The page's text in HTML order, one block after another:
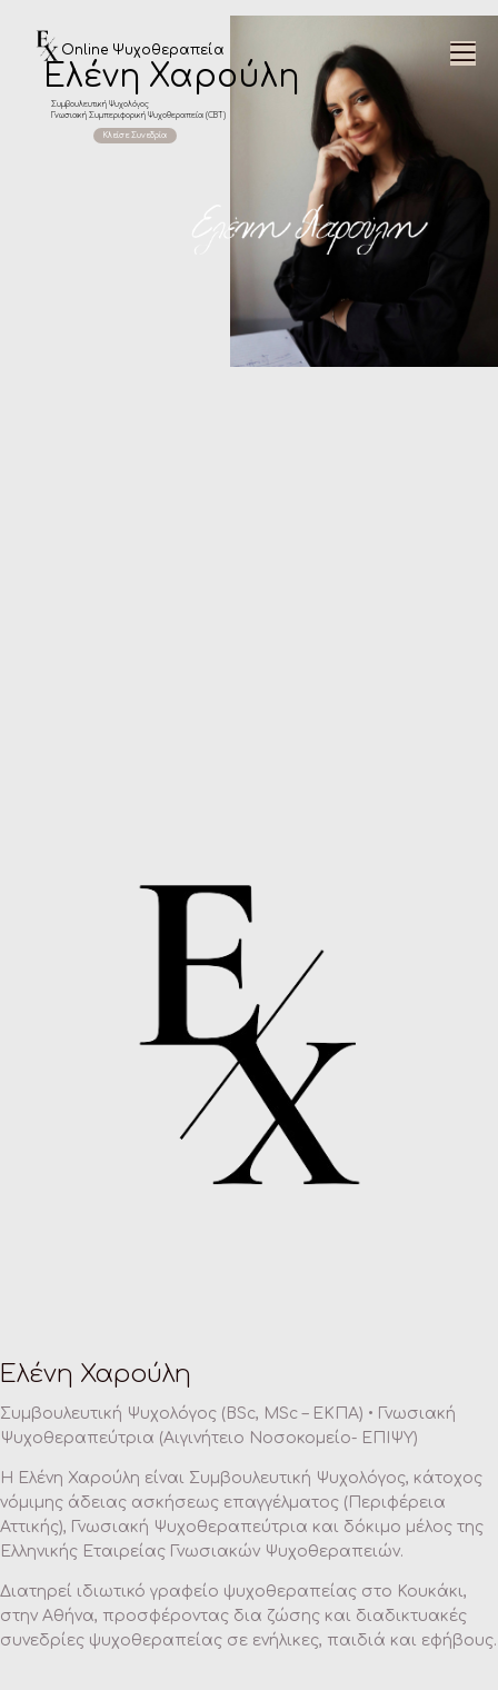
Ελένη Χαρούλη
Κλείσε Συνεδρία
Online Ψυχοθεραπεία
Συμβουλευτική Ψυχολόγος
Γνωσιακή Συμπεριφορική Ψυχοθεραπεία (CBT)
Ελένη Χαρούλη
Συμβουλευτική Ψυχολόγος (BSc, MSc – ΕΚΠΑ) • Γνωσιακή
Ψυχοθεραπεύτρια (Αιγινήτειο Νοσοκομείο- ΕΠΙΨΥ)
H Ελένη Χαρούλη είναι Συμβουλευτική Ψυχολόγος, κάτοχος
νόμιμης άδειας ασκήσεως επαγγέλματος (Περιφέρεια
Αττικής), Γνωσιακή Ψυχοθεραπεύτρια και δόκιμο μέλος της
Ελληνικής Εταιρείας Γνωσιακών Ψυχοθεραπειών.
Διατηρεί ιδιωτικό γραφείο ψυχοθεραπείας στο Κουκάκι,
στην Αθήνα, προσφέροντας δια ζώσης και διαδικτυακές
συνεδρίες ψυχοθεραπείας σε ενήλικες, παιδιά και εφήβους.